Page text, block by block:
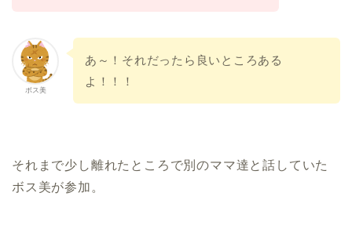
ボス美
あ～！それだったら良いところある
よ！！！
それまで少し離れたところで別のママ達と話していた
ボス美が参加。